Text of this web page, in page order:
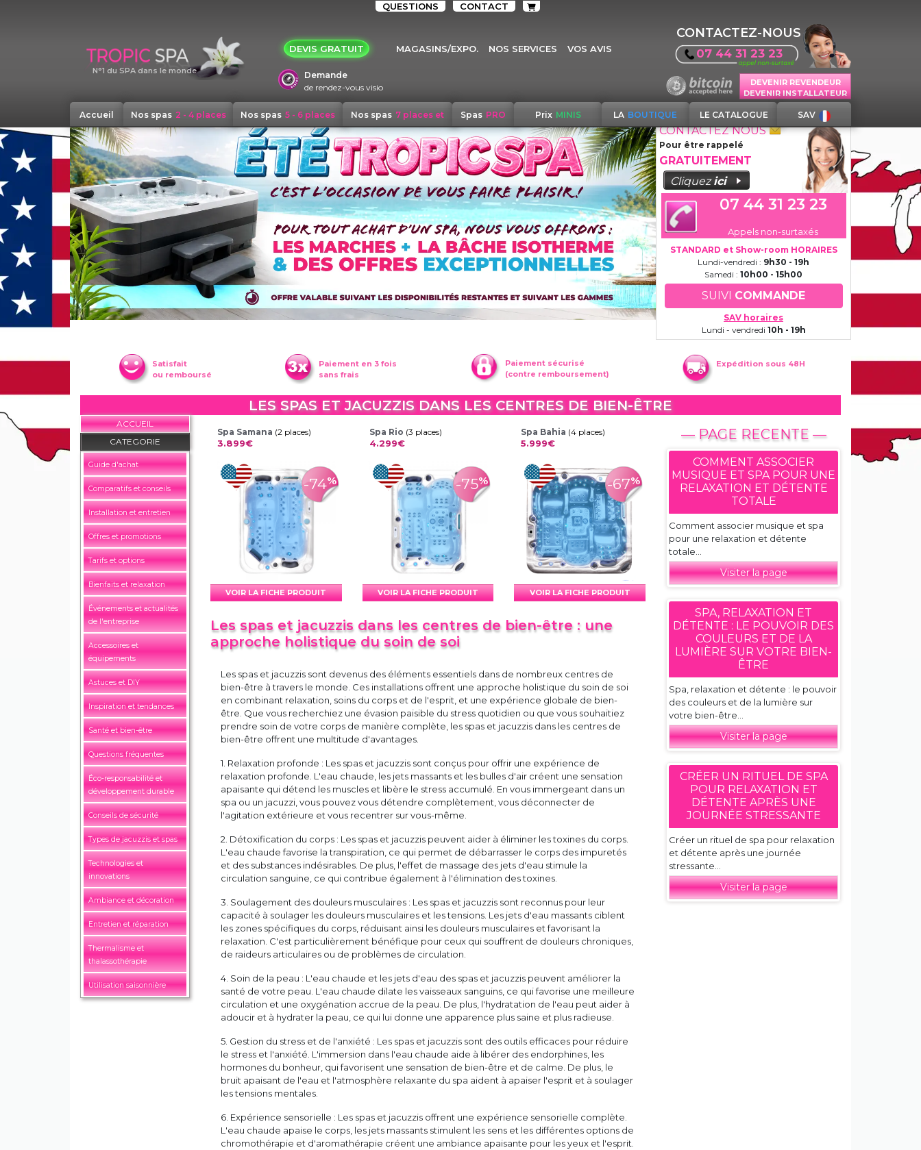
QUESTIONS CONTACT
N°1 du SPA dans le monde
DEVIS GRATUIT MAGASINS/EXPO. NOS SERVICES VOS AVIS
Demande
de rendez-vous visio
CONTACTEZ-NOUS
07 44 31 23 23
DEVENIR REVENDEUR
DEVENIR INSTALLATEUR
Accueil Nos spas 2 - 4 places Nos spas 5 - 6 places Nos spas 7 places et
+
Spas PRO Prix MINIS LA BOUTIQUE LE CATALOGUE SAV
CONTACTEZ NOUS
Pour être rappelé
GRATUITEMENT
Cliquezici
07 44 31 23 23
Appels non-surtaxés
STANDARD et Show-room HORAIRES
Lundi-vendredi : 9h30 - 19h
Samedi : 10h00 - 15h00
SUIVI COMMANDE
SAV horaires
Lundi - vendredi 10h - 19h
Satisfait
ou remboursé
Paiement en 3 fois
sans frais
Paiement sécurisé
(contre remboursement)
Expédition sous 48H
LES SPAS ET JACUZZIS DANS LES CENTRES DE BIEN-ÊTRE
ACCUEIL
CATEGORIE
Guide d'achat
Comparatifs et conseils
Installation et entretien
Offres et promotions
Tarifs et options
Bienfaits et relaxation
Événements et actualités
de l'entreprise
Accessoires et
équipements
Astuces et DIY
Inspiration et tendances
Santé et bien-être
Questions fréquentes
Éco-responsabilité et
développement durable
Conseils de sécurité
Types de jacuzzis et spas
Technologies et
innovations
Ambiance et décoration
Entretien et réparation
Thermalisme et
thalassothérapie
Utilisation saisonnière
Spa Samana (2 places)
3.899€
-74%
VOIR LA FICHE PRODUIT
Spa Rio (3 places)
4.299€
-75%
VOIR LA FICHE PRODUIT
Spa Bahia (4 places)
5.999€
-67%
VOIR LA FICHE PRODUIT
Les spas et jacuzzis dans les centres de bien-être : une
approche holistique du soin de soi
Les spas et jacuzzis sont devenus des éléments essentiels dans de nombreux centres de
bien-être à travers le monde. Ces installations offrent une approche holistique du soin de soi
en combinant relaxation, soins du corps et de l'esprit, et une expérience globale de bien-
être. Que vous recherchiez une évasion paisible du stress quotidien ou que vous souhaitiez
prendre soin de votre corps de manière complète, les spas et jacuzzis dans les centres de
bien-être offrent une multitude d'avantages.
1. Relaxation profonde : Les spas et jacuzzis sont conçus pour offrir une expérience de
relaxation profonde. L'eau chaude, les jets massants et les bulles d'air créent une sensation
apaisante qui détend les muscles et libère le stress accumulé. En vous immergeant dans un
spa ou un jacuzzi, vous pouvez vous détendre complètement, vous déconnecter de
l'agitation extérieure et vous recentrer sur vous-même.
2. Détoxification du corps : Les spas et jacuzzis peuvent aider à éliminer les toxines du corps.
L'eau chaude favorise la transpiration, ce qui permet de débarrasser le corps des impuretés
et des substances indésirables. De plus, l'effet de massage des jets d'eau stimule la
circulation sanguine, ce qui contribue également à l'élimination des toxines.
3. Soulagement des douleurs musculaires : Les spas et jacuzzis sont reconnus pour leur
capacité à soulager les douleurs musculaires et les tensions. Les jets d'eau massants ciblent
les zones spécifiques du corps, réduisant ainsi les douleurs musculaires et favorisant la
relaxation. C'est particulièrement bénéfique pour ceux qui souffrent de douleurs chroniques,
de raideurs articulaires ou de problèmes de circulation.
4. Soin de la peau : L'eau chaude et les jets d'eau des spas et jacuzzis peuvent améliorer la
santé de votre peau. L'eau chaude dilate les vaisseaux sanguins, ce qui favorise une meilleure
circulation et une oxygénation accrue de la peau. De plus, l'hydratation de l'eau peut aider à
adoucir et à hydrater la peau, ce qui lui donne une apparence plus saine et plus radieuse.
5. Gestion du stress et de l'anxiété : Les spas et jacuzzis sont des outils efficaces pour réduire
le stress et l'anxiété. L'immersion dans l'eau chaude aide à libérer des endorphines, les
hormones du bonheur, qui favorisent une sensation de bien-être et de calme. De plus, le
bruit apaisant de l'eau et l'atmosphère relaxante du spa aident à apaiser l'esprit et à soulager
les tensions mentales.
6. Expérience sensorielle : Les spas et jacuzzis offrent une expérience sensorielle complète.
L'eau chaude apaise le corps, les jets massants stimulent les sens et les différentes options de
chromothérapie et d'aromathérapie créent une ambiance apaisante pour les yeux et l'esprit.
— PAGE RECENTE —
COMMENT ASSOCIER
MUSIQUE ET SPA POUR UNE
RELAXATION ET DÉTENTE
TOTALE
Comment associer musique et spa
pour une relaxation et détente
totale...
Visiter la page
SPA, RELAXATION ET
DÉTENTE : LE POUVOIR DES
COULEURS ET DE LA
LUMIÈRE SUR VOTRE BIEN-
ÊTRE
Spa, relaxation et détente : le pouvoir
des couleurs et de la lumière sur
votre bien-être...
Visiter la page
CRÉER UN RITUEL DE SPA
POUR RELAXATION ET
DÉTENTE APRÈS UNE
JOURNÉE STRESSANTE
Créer un rituel de spa pour relaxation
et détente après une journée
stressante...
Visiter la page